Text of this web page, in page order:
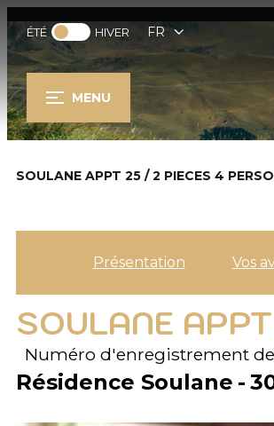
ÉTÉ HIVER FR
MENU
SOULANE APPT 25 / 2 PIECES 4
Présentation Vos
SOULANE
Numéro d'enregistrement
Résidence Soulane